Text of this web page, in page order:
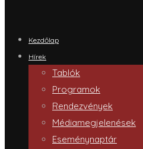
Kezdőlap
Hírek
Tablók
Programok
Rendezvények
Médiamegjelenések
Eseménynaptár